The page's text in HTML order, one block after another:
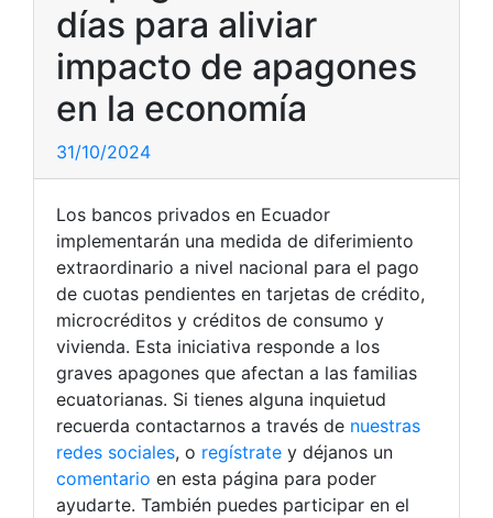
días para aliviar
impacto de apagones
en la economía
31/10/2024
Los bancos privados en Ecuador
implementarán una medida de diferimiento
extraordinario a nivel nacional para el pago
de cuotas pendientes en tarjetas de crédito,
microcréditos y créditos de consumo y
vivienda. Esta iniciativa responde a los
graves apagones que afectan a las familias
ecuatorianas. Si tienes alguna inquietud
recuerda contactarnos a través de nuestras
redes sociales, o regístrate y déjanos un
comentario en esta página para poder
ayudarte. También puedes participar en el